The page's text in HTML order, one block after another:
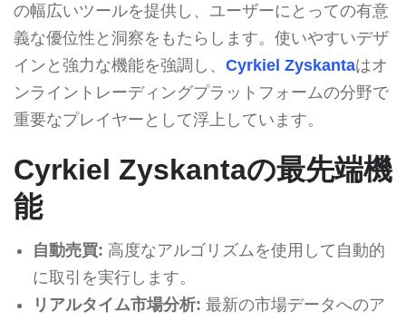
の幅広いツールを提供し、ユーザーにとっての有意
義な優位性と洞察をもたらします。使いやすいデザ
インと強力な機能を強調し、 Cyrkiel Zyskantaはオ
ンライントレーディングプラットフォームの分野で
重要なプレイヤーとして浮上しています。
Cyrkiel Zyskantaの最先端機
能
自動売買: 高度なアルゴリズムを使用して自動的
に取引を実行します。
リアルタイム市場分析: 最新の市場データへのア